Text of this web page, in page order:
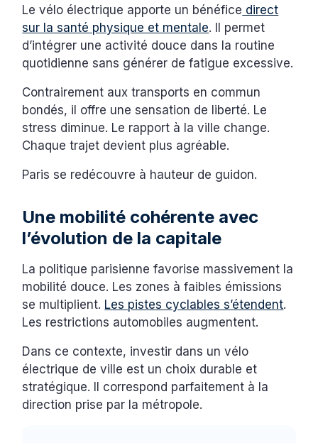
Le vélo électrique apporte un bénéfice direct
sur la santé physique et mentale. Il permet
d’intégrer une activité douce dans la routine
quotidienne sans générer de fatigue excessive.
Contrairement aux transports en commun
bondés, il offre une sensation de liberté. Le
stress diminue. Le rapport à la ville change.
Chaque trajet devient plus agréable.
Paris se redécouvre à hauteur de guidon.
Une mobilité cohérente avec
l’évolution de la capitale
La politique parisienne favorise massivement la
mobilité douce. Les zones à faibles émissions
se multiplient. Les pistes cyclables s’étendent.
Les restrictions automobiles augmentent.
Dans ce contexte, investir dans un vélo
électrique de ville est un choix durable et
stratégique. Il correspond parfaitement à la
direction prise par la métropole.